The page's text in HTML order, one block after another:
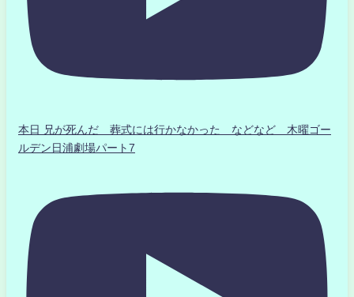
本日 兄が死んだ 葬式には行かなかった などなど 木曜ゴー
ルデン日浦劇場パート7